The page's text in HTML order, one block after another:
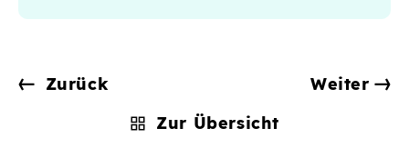
Zurück
Weiter
Zur Übersicht